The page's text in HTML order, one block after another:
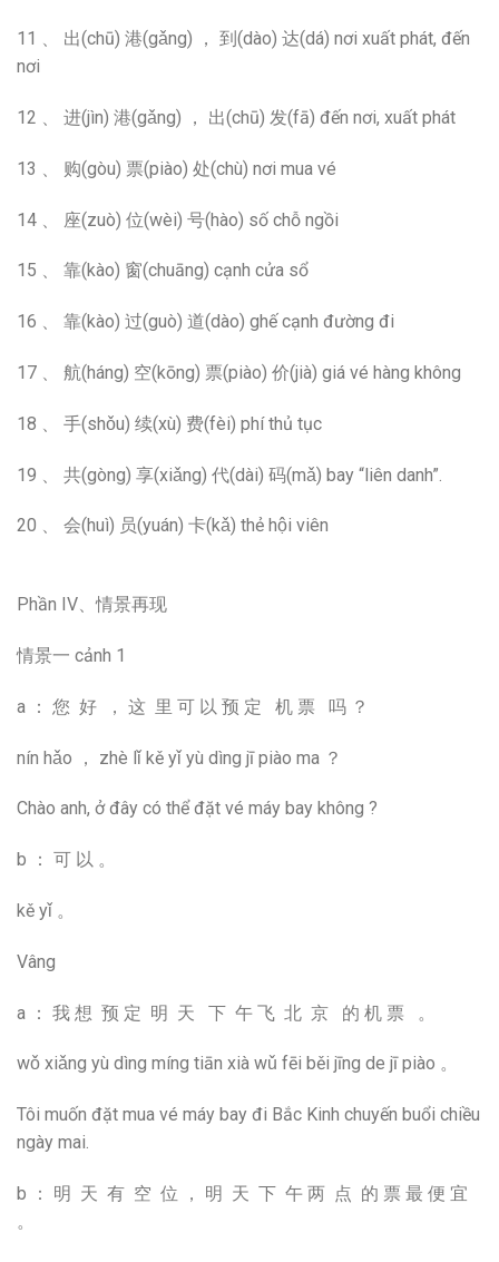
11 、 出(chū) 港(gǎng) ， 到(dào) 达(dá) nơi xuất phát, đến
nơi
12 、 进(jìn) 港(gǎng) ， 出(chū) 发(fā) đến nơi, xuất phát
13 、 购(gòu) 票(piào) 处(chù) nơi mua vé
14 、 座(zuò) 位(wèi) 号(hào) số chỗ ngồi
15 、 靠(kào) 窗(chuāng) cạnh cửa sổ
16 、 靠(kào) 过(guò) 道(dào) ghế cạnh đường đi
17 、 航(háng) 空(kōng) 票(piào) 价(jià) giá vé hàng không
18 、 手(shǒu) 续(xù) 费(fèi) phí thủ tục
19 、 共(gòng) 享(xiǎng) 代(dài) 码(mǎ) bay “liên danh”.
20 、 会(huì) 员(yuán) 卡(kǎ) thẻ hội viên
Phần IV、情景再现
情景一 cảnh 1
a ： 您 好 ， 这 里 可 以 预 定 机 票 吗 ？
nín hǎo ， zhè lǐ kě yǐ yù dìng jī piào ma ？
Chào anh, ở đây có thể đặt vé máy bay không ?
b ： 可 以 。
kě yǐ 。
Vâng
a ： 我 想 预 定 明 天 下 午 飞 北 京 的 机 票 。
wǒ xiǎng yù dìng míng tiān xià wǔ fēi běi jīng de jī piào 。
Tôi muốn đặt mua vé máy bay đi Bắc Kinh chuyến buổi chiều
ngày mai.
b ： 明 天 有 空 位 ， 明 天 下 午 两 点 的 票 最 便 宜
。